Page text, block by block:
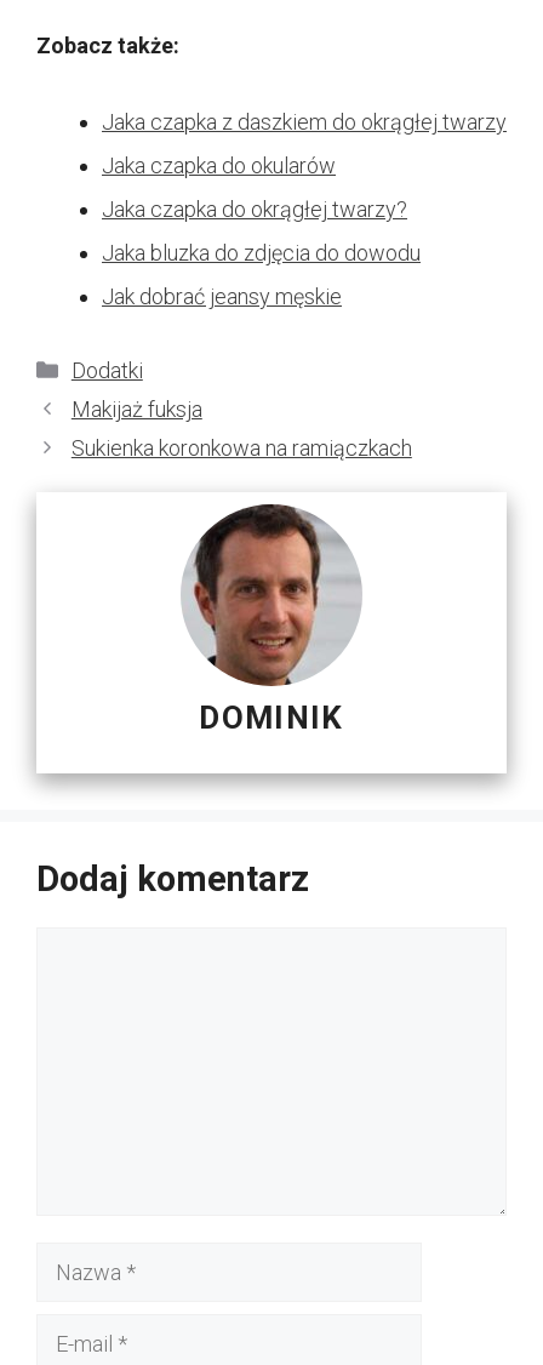
Zobacz także:
Jaka czapka z daszkiem do okrągłej twarzy
Jaka czapka do okularów
Jaka czapka do okrągłej twarzy?
Jaka bluzka do zdjęcia do dowodu
Jak dobrać jeansy męskie
Kategorie
Dodatki
Makijaż fuksja
Sukienka koronkowa na ramiączkach
DOMINIK
Dodaj komentarz
Nazwa